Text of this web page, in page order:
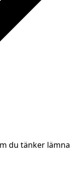
du tänker lämna